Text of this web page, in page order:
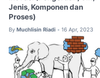
Jenis, Komponen dan
Proses)
By Muchlisin Riadi • 16 Apr, 2023